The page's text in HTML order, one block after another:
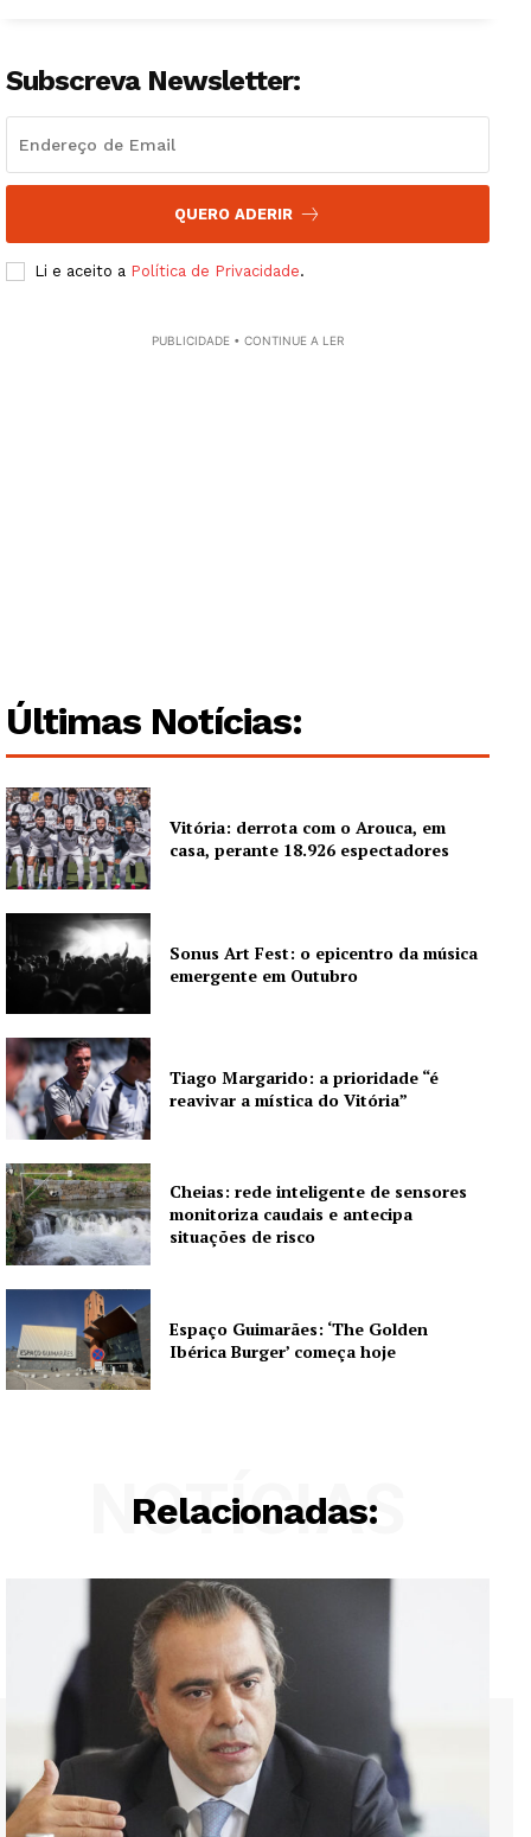
Guimarães, agora!
Publicidade
Subscreva Newsletter:
QUERO ADERIR
Li e aceito a Política de Privacidade.
PUBLICIDADE • CONTINUE A LER
Últimas Notícias:
Vitória: derrota com o Arouca, em
casa, perante 18.926 espectadores
Sonus Art Fest: o epicentro da música
emergente em Outubro
Tiago Margarido: a prioridade “é
reavivar a mística do Vitória”
Cheias: rede inteligente de sensores
monitoriza caudais e antecipa
situações de risco
Espaço Guimarães: ‘The Golden
Ibérica Burger’ começa hoje
Relacionadas:
NOTÍCIAS